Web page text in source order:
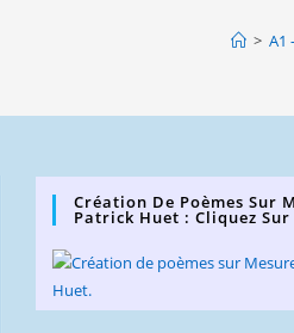
> A1
Création De Poèmes Sur
Patrick Huet : Cliquez Sur